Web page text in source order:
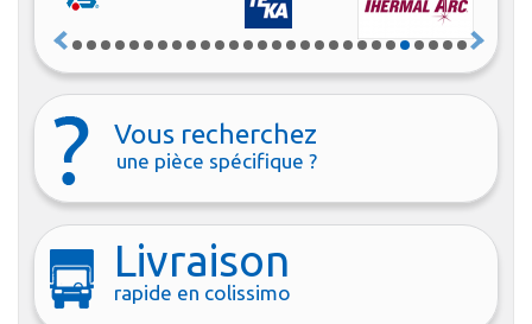
Vous recherchez
une pièce spécifique ?
Livraison
rapide en colissimo